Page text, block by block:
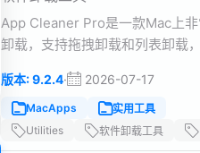
App Cleaner Pro是一款Mac上
卸载，支持拖拽卸载和列表卸载
版本: 9.2.4· 2026-07-17
MacApps
实用工具
Utilities
软件卸载工具